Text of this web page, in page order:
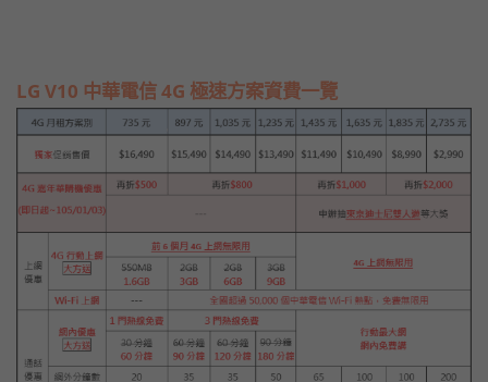
LG V10 中華電信 4G 極速方案資費一覽